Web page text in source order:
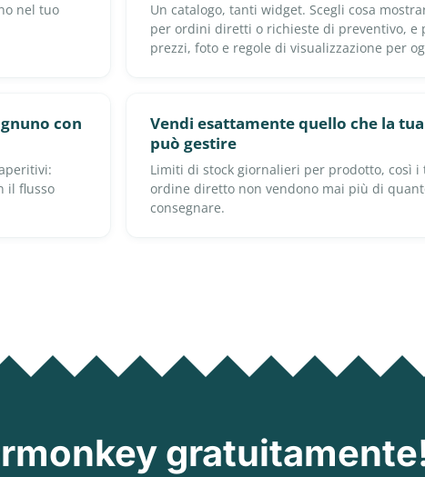
nel tuo
Un catalogo, tanti widget. Scegli cosa
per ordini diretti o richieste di preventivo, e
prezzi, foto e regole di visualizzazione per
con
il flusso
Vendi esattamente quello che la
può gestire
Limiti di stock giornalieri per prodotto, così i
ordine diretto non vendono mai più di
consegnare.